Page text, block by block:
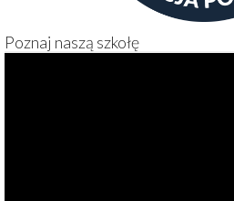
Poznaj naszą szkołę